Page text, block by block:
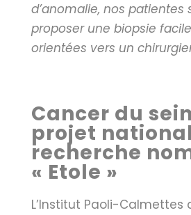
d’anomalie, nos patientes
proposer une biopsie
orientées vers un
Cancer du
projet
recherche
« Etole »
L’Institut Paoli-Calmettes